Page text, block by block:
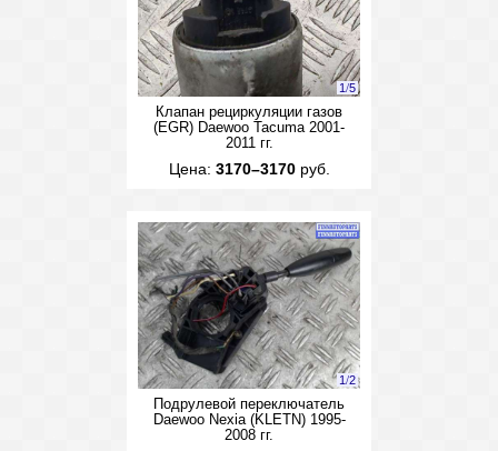
1/5
Клапан рециркуляции газов
(EGR) Daewoo Tacuma 2001-
2011 гг.
Цена: 3170–3170руб.
1/2
Подрулевой переключатель
Daewoo Nexia (KLETN) 1995-
2008 гг.